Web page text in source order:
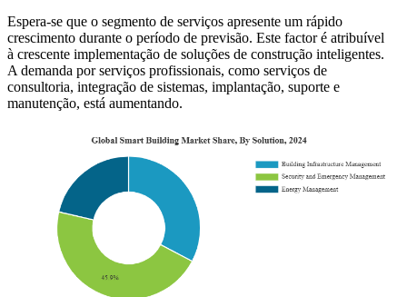
Espera-se que o segmento de serviços apresente um rápido
crescimento durante o período de previsão. Este factor é atribuível
à crescente implementação de soluções de construção inteligentes.
A demanda por serviços profissionais, como serviços de
consultoria, integração de sistemas, implantação, suporte e
manutenção, está aumentando.